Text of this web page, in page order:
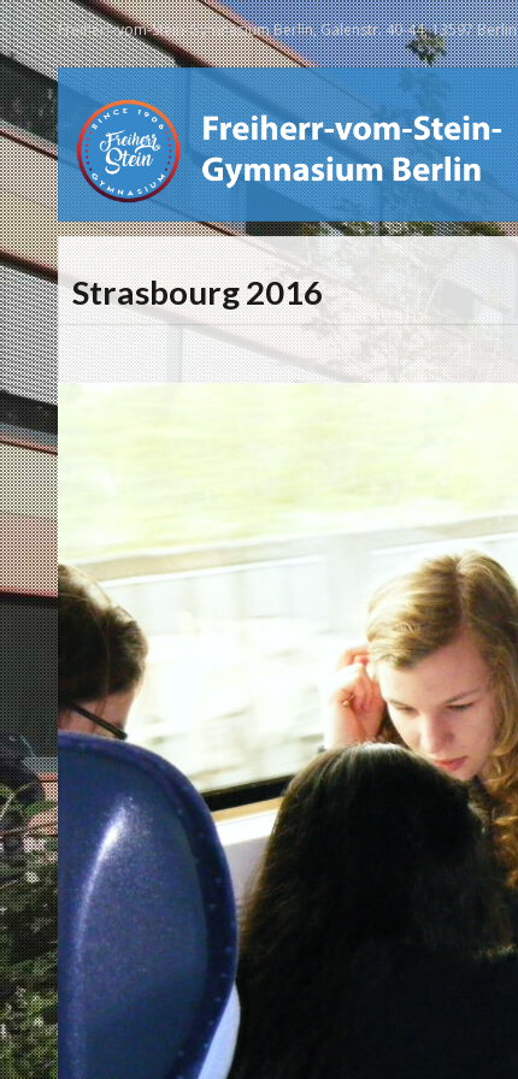
Freiherr-vom-Stein-Gymnasium Berlin, Galenstr. 40-44, 13597 Berlin
Strasbourg 2016